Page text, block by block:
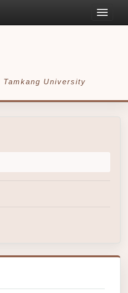
Toggle
Tamkang University